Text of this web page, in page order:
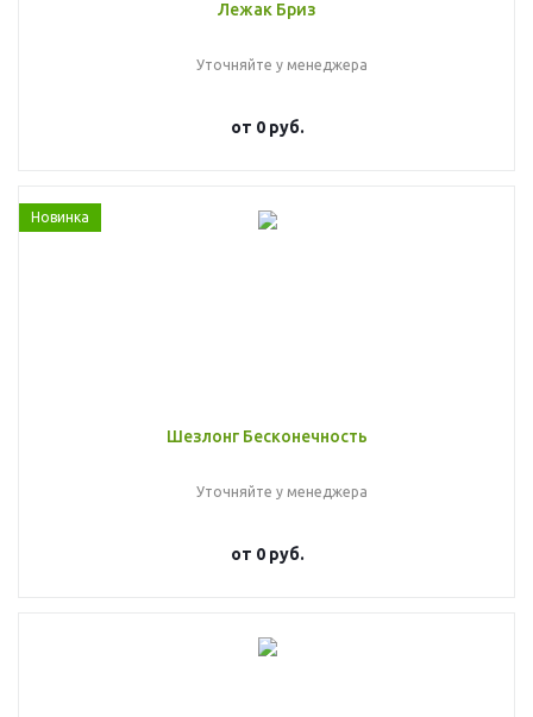
Лежак Бриз
Уточняйте у менеджера
от 0 руб.
Новинка
Шезлонг Бесконечность
Уточняйте у менеджера
от 0 руб.